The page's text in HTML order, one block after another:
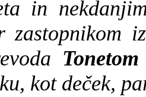
in
zastopnikom
kot deček,